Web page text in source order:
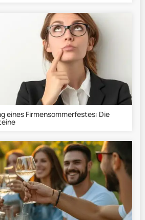
eines Firmensommerfestes: Die